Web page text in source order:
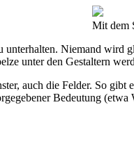
Mit dem
Niemand wird
unter den Gestaltern
auch die Felder. So
Bedeutung